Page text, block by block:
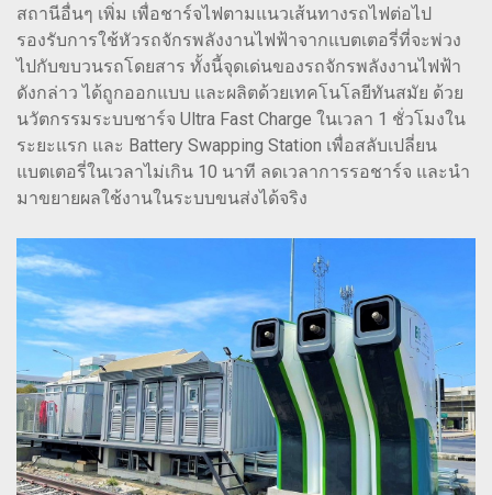
สถานีอื่นๆ เพิ่ม เพื่อชาร์จไฟตามแนวเส้นทางรถไฟต่อไป
รองรับการใช้หัวรถจักรพลังงานไฟฟ้าจากแบตเตอรี่ที่จะพ่วง
ไปกับขบวนรถโดยสาร ทั้งนี้จุดเด่นของรถจักรพลังงานไฟฟ้า
ดังกล่าว ได้ถูกออกแบบ และผลิตด้วยเทคโนโลยีทันสมัย ด้วย
นวัตกรรมระบบชาร์จ Ultra Fast Charge ในเวลา 1 ชั่วโมงใน
ระยะแรก และ Battery Swapping Station เพื่อสลับเปลี่ยน
แบตเตอรี่ในเวลาไม่เกิน 10 นาที ลดเวลาการรอชาร์จ และนำ
มาขยายผลใช้งานในระบบขนส่งได้จริง